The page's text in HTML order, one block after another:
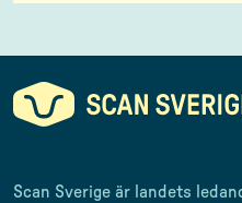
Scan Sverige är landets